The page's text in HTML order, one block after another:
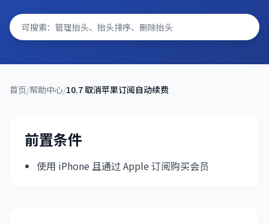
搜索问题
首页/帮助中心/10.7 取消苹果订阅自动续费
前置条件
使用 iPhone 且通过 Apple 订阅购买会员